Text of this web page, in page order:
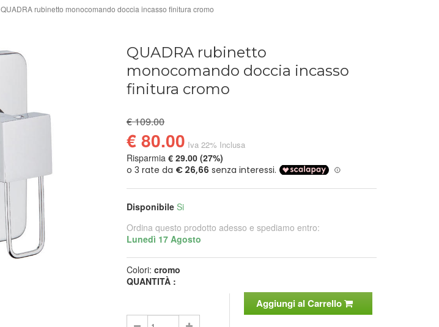
QUADRA rubinetto monocomando doccia incasso finitura cromo
QUADRA rubinetto
monocomando doccia incasso
finitura cromo
€ 109.00
€ 80.00 Iva 22% Inclusa
Risparmia€ 29.00 (27%)
Disponibile Si
Ordina questo prodotto adesso e spediamo entro:
Lunedì 17 Agosto
Colori:cromo
QUANTITÀ :
Aggiungi al Carrello